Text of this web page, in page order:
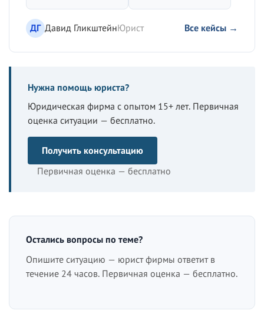
ДГ Давид ГликштейнЮрист Все кейсы →
Нужна помощь юриста?
Юридическая фирма с опытом 15+ лет. Первичная
оценка ситуации — бесплатно.
Получить консультацию
Первичная оценка — бесплатно
Остались вопросы по теме?
Опишите ситуацию — юрист фирмы ответит в
течение 24 часов. Первичная оценка — бесплатно.